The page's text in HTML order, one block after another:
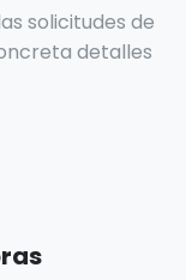
solicitudes de
detalles